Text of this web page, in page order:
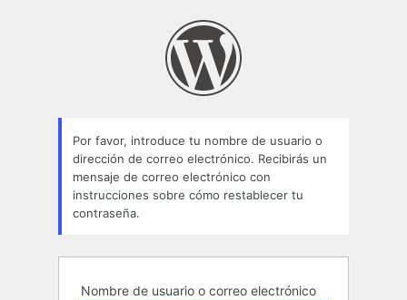
Por favor, introduce tu nombre de usuario o
dirección de correo electrónico. Recibirás un
mensaje de correo electrónico con
instrucciones sobre cómo restablecer tu
contraseña.
Nombre de usuario o correo electrónico